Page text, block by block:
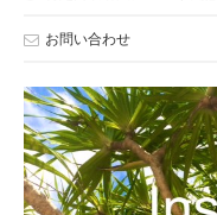
お問い合わせ